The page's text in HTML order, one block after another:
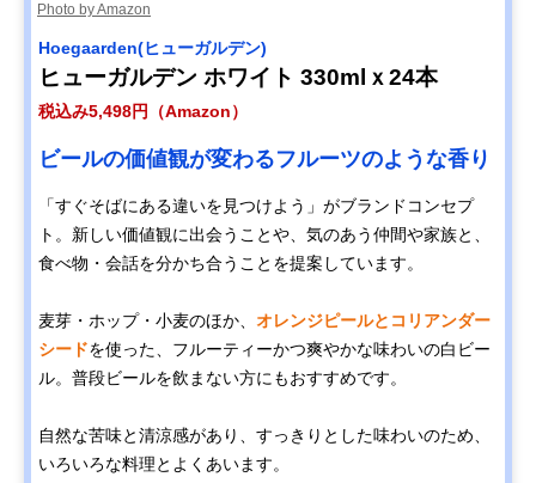
Photo by Amazon
‎Hoegaarden(ヒューガルデン)
ヒューガルデン ホワイト 330mlｘ24本
税込み5,498円（Amazon）
ビールの価値観が変わるフルーツのような香り
「すぐそばにある違いを見つけよう」がブランドコンセプ
ト。新しい価値観に出会うことや、気のあう仲間や家族と、
食べ物・会話を分かち合うことを提案しています。
麦芽・ホップ・小麦のほか、 オレンジピールとコリアンダー
シードを使った、フルーティーかつ爽やかな味わいの白ビー
ル。普段ビールを飲まない方にもおすすめです。
自然な苦味と清涼感があり、すっきりとした味わいのため、
いろいろな料理とよくあいます。